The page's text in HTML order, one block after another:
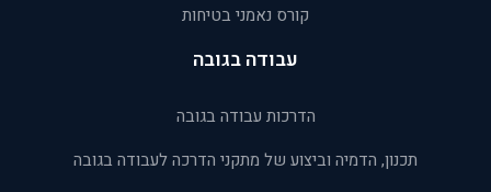
קורס נאמני בטיחות
עבודה בגובה
הדרכות עבודה בגובה
תכנון, הדמיה וביצוע של מתקני הדרכה לעבודה בגובה